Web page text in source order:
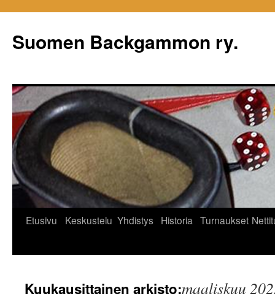
Suomen Backgammon ry.
Etusivu Keskustelu Yhdistys Historia Turnaukset
Kuukausittainen arkisto:maaliskuu